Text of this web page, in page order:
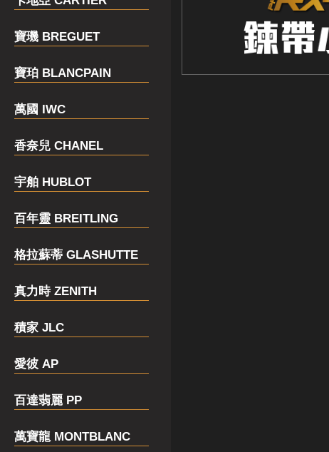
寶璣 BREGUET
寶珀 BLANCPAIN
萬國 IWC
香奈兒 CHANEL
宇舶 HUBLOT
百年靈 BREITLING
格拉蘇蒂 GLASHUTTE
真力時 ZENITH
積家 JLC
愛彼 AP
百達翡麗 PP
萬寶龍 MONTBLANC